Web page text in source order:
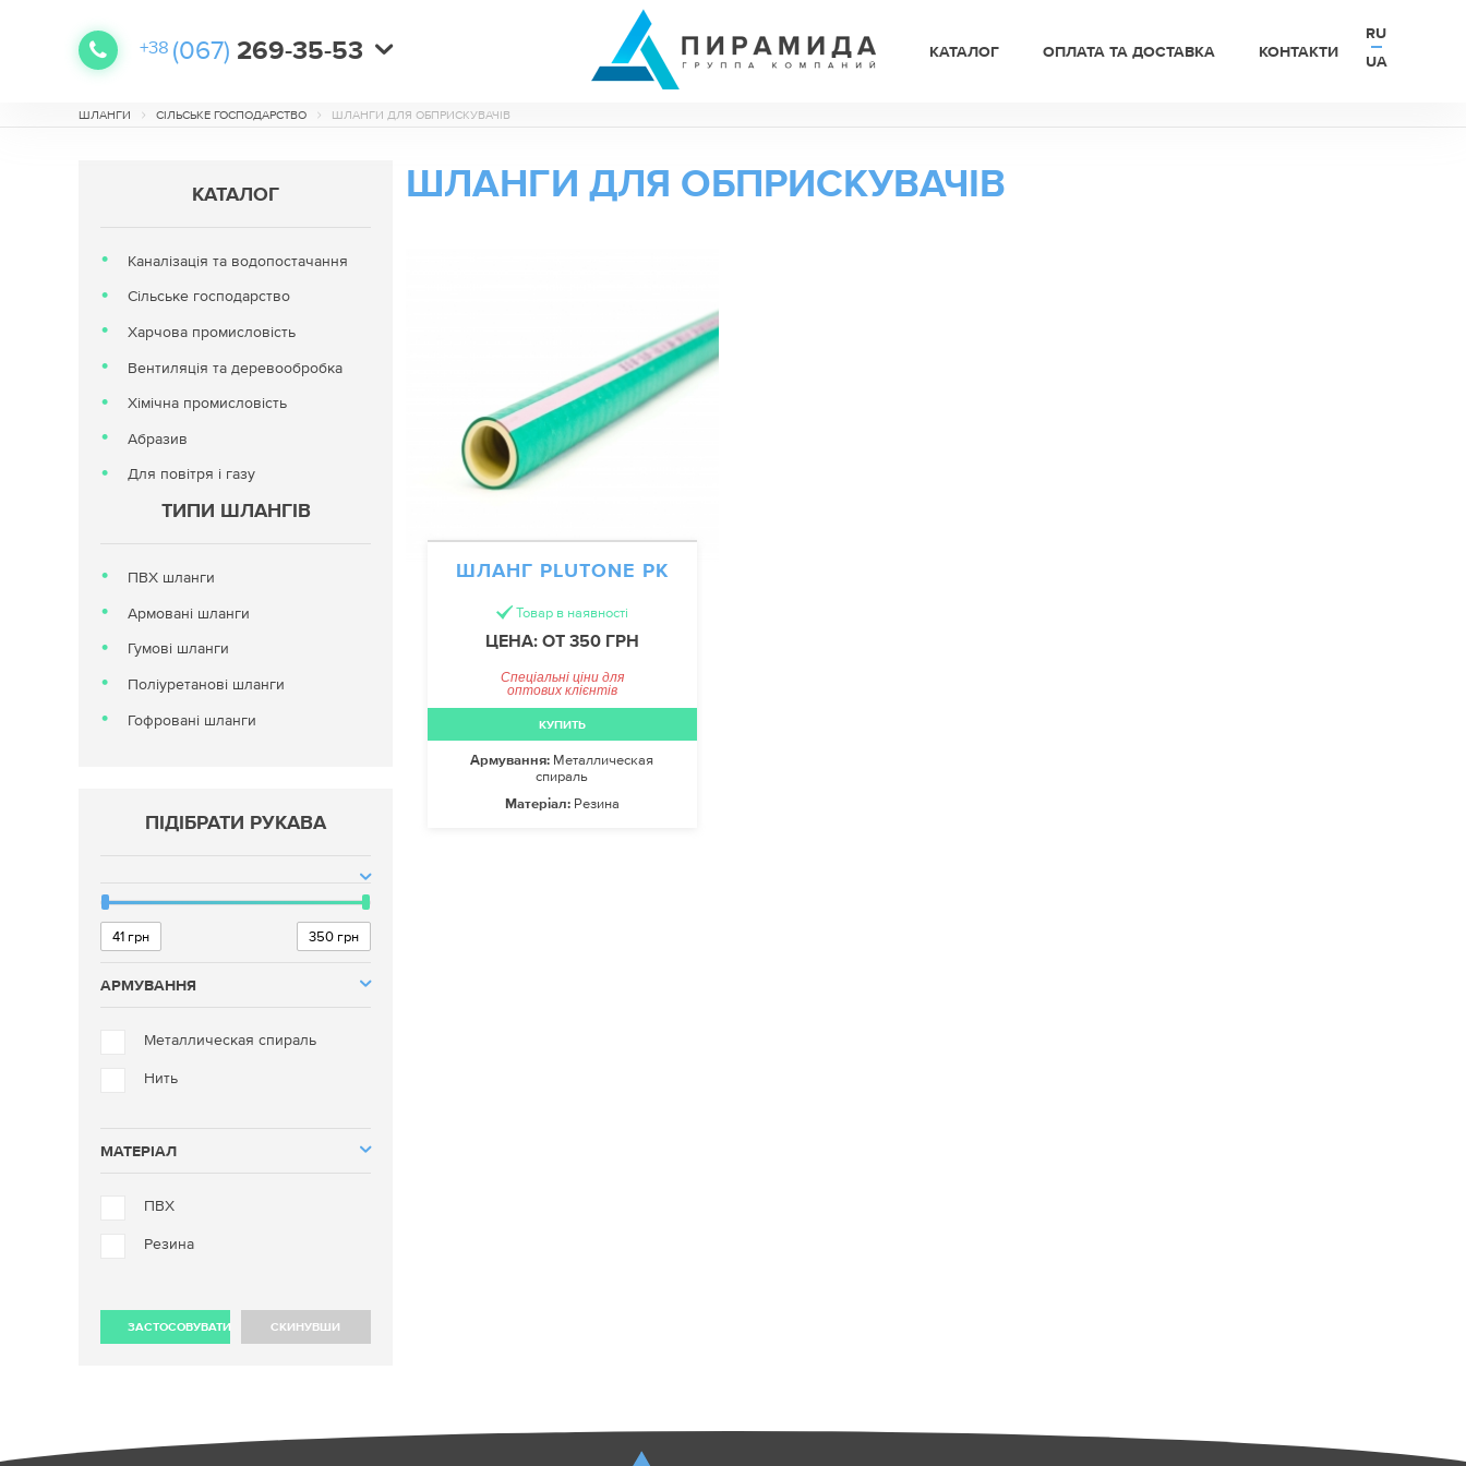
+38 (067) 269-35-53
RU
UA
КАТАЛОГ ОПЛАТА ТА ДОСТАВКА КОНТАКТИ
ШЛАНГИ СІЛЬСЬКЕ ГОСПОДАРСТВО ШЛАНГИ ДЛЯ ОБПРИСКУВАЧІВ
КАТАЛОГ
Каналізація та водопостачання
Сільське господарство
Харчова промисловість
Вентиляція та деревообробка
Хімічна промисловість
Абразив
Для повітря і газу
ТИПИ ШЛАНГІВ
ПВХ шланги
Армовані шланги
Гумові шланги
Поліуретанові шланги
Гофровані шланги
ПІДІБРАТИ РУКАВА
41 грн 350 грн
АРМУВАННЯ
Металлическая спираль
Нить
МАТЕРІАЛ
ПВХ
Резина
ЗАСТОСОВУВАТИ СКИНУВШИ
ШЛАНГИ ДЛЯ ОБПРИСКУВАЧІВ
ШЛАНГ PLUTONE PK
Товар в наявності
ЦЕНА: ОТ 350 ГРН
Спеціальні ціни для
оптових клієнтів
КУПИТЬ
Армування: Металлическая
спираль
Матеріал: Резина